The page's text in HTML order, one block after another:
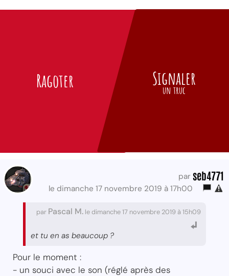
Ragoter Signaler
un truc
par seb4771
le dimanche 17 novembre 2019 à 17h00
par Pascal M. le dimanche 17 novembre 2019 à 15h09
et tu en as beaucoup ?
Pour le moment :
- un souci avec le son (réglé après des